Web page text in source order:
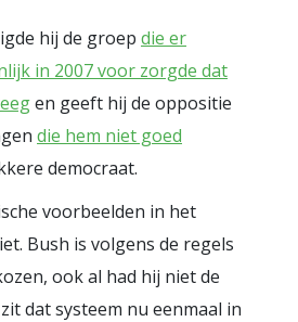
hij de groep die er
in 2007 voor zorgde dat
en geeft hij de oppositie
die hem niet goed
democraat.
voorbeelden in het
Bush is volgens de regels
ook al had hij niet de
dat systeem nu eenmaal in